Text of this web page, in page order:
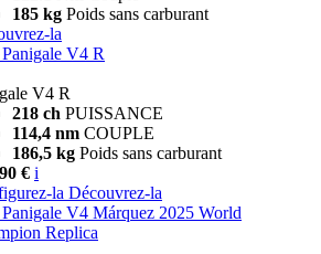
185 kg Poids sans carburant
la
Panigale V4 R
V4 R
218 ch PUISSANCE
114,4 nm COUPLE
186,5 kg Poids sans carburant
€ i
la Découvrez-la
Panigale V4 Márquez 2025 World
Replica